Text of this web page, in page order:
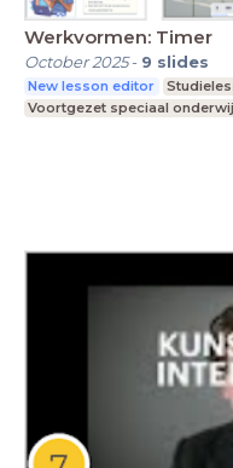
Werkvormen: Timer
October 2025- 9 slides
New lesson editor
Voortgezet speciaal